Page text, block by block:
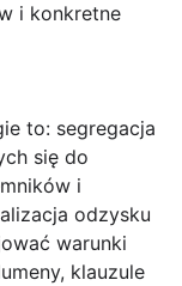
i konkretne
to: segregacja
się do
i
odzysku
warunki
klauzule